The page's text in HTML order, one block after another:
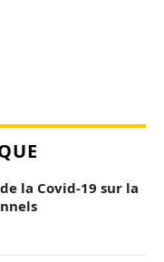
la Covid-19 sur la